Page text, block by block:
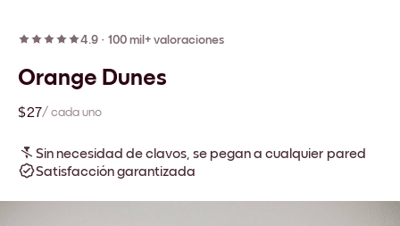
4.9 · 100 mil+ valoraciones
Orange Dunes
$27/ cada uno
Sin necesidad de clavos, se pegan a cualquier pared
Satisfacción garantizada